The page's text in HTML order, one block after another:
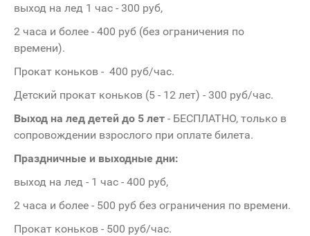
выход на лед 1 час - 300 руб,
2 часа и более - 400 руб (без ограничения по
времени).
Прокат коньков - 400 руб/час.
Детский прокат коньков (5 - 12 лет) - 300 руб/час.
Выход на лед детей до 5 лет - БЕСПЛАТНО, только в
сопровождении взрослого при оплате билета.
Праздничные и выходные дни:
выход на лед - 1 час - 400 руб,
2 часа и более - 500 руб без ограничения по времени.
Прокат коньков - 500 руб/час.